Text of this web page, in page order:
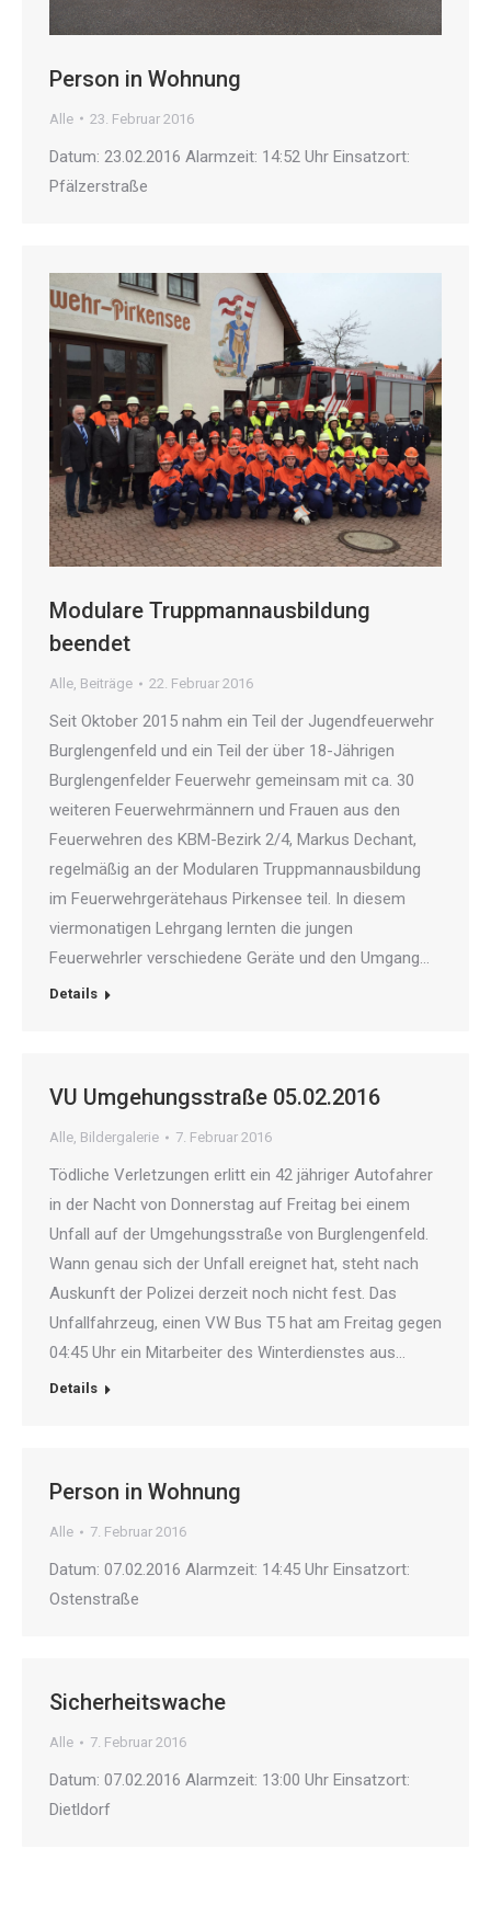
Person in Wohnung
Alle 23. Februar 2016
Datum: 23.02.2016 Alarmzeit: 14:52 Uhr Einsatzort:
Pfälzerstraße
Modulare Truppmannausbildung
beendet
Alle, Beiträge 22. Februar 2016
Seit Oktober 2015 nahm ein Teil der Jugendfeuerwehr
Burglengenfeld und ein Teil der über 18-Jährigen
Burglengenfelder Feuerwehr gemeinsam mit ca. 30
weiteren Feuerwehrmännern und Frauen aus den
Feuerwehren des KBM-Bezirk 2/4, Markus Dechant,
regelmäßig an der Modularen Truppmannausbildung
im Feuerwehrgerätehaus Pirkensee teil. In diesem
viermonatigen Lehrgang lernten die jungen
Feuerwehrler verschiedene Geräte und den Umgang…
Details
VU Umgehungsstraße 05.02.2016
Alle, Bildergalerie 7. Februar 2016
Tödliche Verletzungen erlitt ein 42 jähriger Autofahrer
in der Nacht von Donnerstag auf Freitag bei einem
Unfall auf der Umgehungsstraße von Burglengenfeld.
Wann genau sich der Unfall ereignet hat, steht nach
Auskunft der Polizei derzeit noch nicht fest. Das
Unfallfahrzeug, einen VW Bus T5 hat am Freitag gegen
04:45 Uhr ein Mitarbeiter des Winterdienstes aus…
Details
Person in Wohnung
Alle 7. Februar 2016
Datum: 07.02.2016 Alarmzeit: 14:45 Uhr Einsatzort:
Ostenstraße
Sicherheitswache
Alle 7. Februar 2016
Datum: 07.02.2016 Alarmzeit: 13:00 Uhr Einsatzort:
Dietldorf